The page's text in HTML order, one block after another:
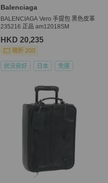
Balenciaga
BALENCIAGA Vero 手提包 黑色皮革
235216 正品 am12018SM
HKD 20,235
現折 200
狀況良好 日本 免運